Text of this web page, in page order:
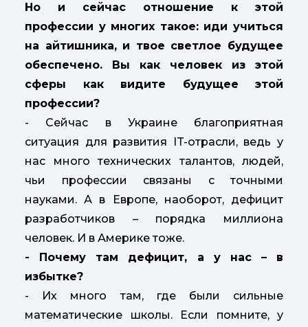
Но и сейчас отношение к этой
профессии у многих такое: иди учиться
на айтишника, и твое светлое будущее
обеспечено. Вы как человек из этой
сферы как видите будущее этой
профессии?
- Сейчас в Украине благоприятная
ситуация для развития IT-отрасли, ведь у
нас много технических талантов, людей,
чьи профессии связаны с точными
науками. А в Европе, наоборот, дефицит
разработчиков – порядка миллиона
человек. И в Америке тоже.
- Почему там дефицит, а у нас – в
избытке?
- Их много там, где были сильные
математические школы. Если помните, у